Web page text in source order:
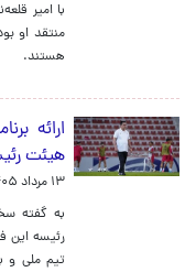
با امیر
منتقد او
هستند.
ارائه
هیئت
۱۳ مرداد ۱۴۰۵، ۱۵:۱۳
به گفته
رئیسه این
تیم ملی و